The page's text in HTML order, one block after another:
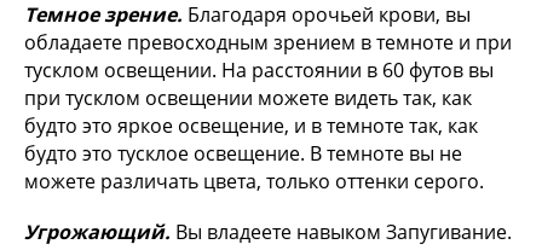
Темное зрение. Благодаря орочьей крови, вы
обладаете превосходным зрением в темноте и при
тусклом освещении. На расстоянии в 60 футов вы
при тусклом освещении можете видеть так, как
будто это яркое освещение, и в темноте так, как
будто это тусклое освещение. В темноте вы не
можете различать цвета, только оттенки серого.
Угрожающий. Вы владеете навыком Запугивание.